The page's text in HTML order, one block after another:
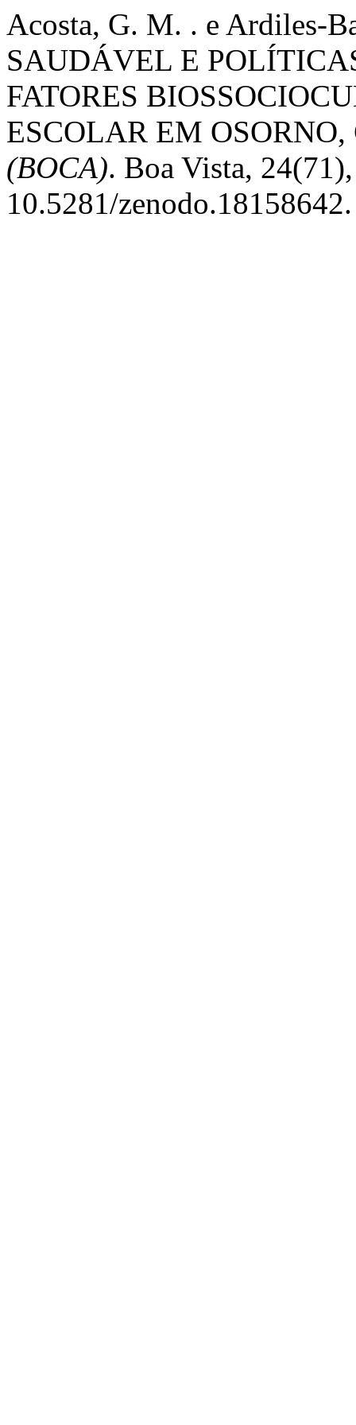
Acosta, G. M. . e Ardiles-
SAUDÁVEL E
FATORES
ESCOLAR EM
(BOCA). Boa Vista,
10.5281/zenodo.18158642.